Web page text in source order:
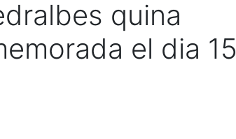
quina
el dia 15